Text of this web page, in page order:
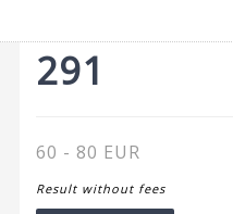
291
60 - 80 EUR
Result without fees